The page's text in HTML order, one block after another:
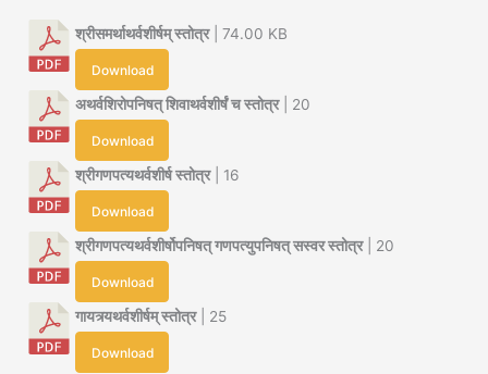
श्रीसमर्थाथर्वशीर्षम् स्तोत्र| 74.00 KB
Download
अथर्वशिरोपनिषत् शिवाथर्वशीर्षं च स्तोत्र| 20
Download
श्रीगणपत्यथर्वशीर्ष स्तोत्र| 16
Download
श्रीगणपत्यथर्वशीर्षोपनिषत् गणपत्युपनिषत् सस्वर स्तोत्र| 20
Download
गायत्र्यथर्वशीर्षम् स्तोत्र| 25
Download